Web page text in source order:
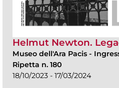
Helmut Newton.
Museo dell'Ara Pacis -
Ripetta n. 180
18/10/2023 - 17/03/2024